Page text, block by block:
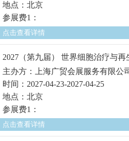
地点：北京
参展费1：
点击查看详情
2027（第九届） 世界细胞治疗与
主办方：上海广贸会展服务有限公
时间：2027-04-23-2027-04-25
地点：北京
参展费1：
点击查看详情